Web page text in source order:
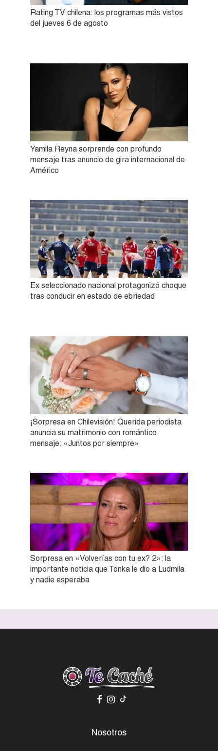
Rating TV chilena: los programas más vistos
del jueves 6 de agosto
Yamila Reyna sorprende con profundo
mensaje tras anuncio de gira internacional de
Américo
Ex seleccionado nacional protagonizó choque
tras conducir en estado de ebriedad
¡Sorpresa en Chilevisión! Querida periodista
anuncia su matrimonio con romántico
mensaje: «Juntos por siempre»
Sorpresa en «Volverías con tu ex? 2»: la
importante noticia que Tonka le dio a Ludmila
y nadie esperaba
Nosotros